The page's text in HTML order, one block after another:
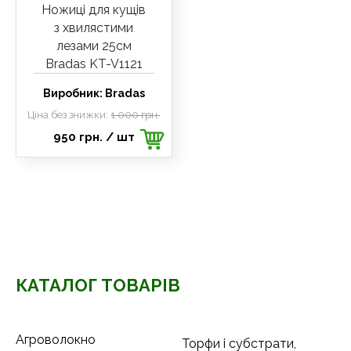
Ножиці для кущів
з хвилястими
лезами 25см
Bradas KT-V1121
Виробник: Bradas
Ціна без знижки:1 000 грн.
950 грн. / шт
КАТАЛОГ ТОВАРІВ
Агроволокно Торфи і субстрати,